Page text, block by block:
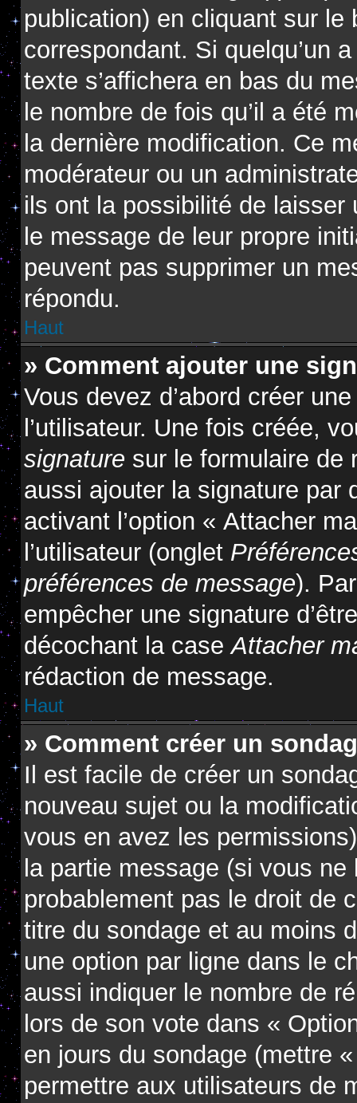
publication) en cliquant sur le
correspondant. Si quelqu’un
texte s’affichera en bas du
le nombre de fois qu’il a été
la dernière modification. Ce
modérateur ou un
ils ont la possibilité de laisser
le message de leur propre
peuvent pas supprimer un
répondu.
Haut
» Comment ajouter une
Vous devez d’abord créer
l’utilisateur. Une fois créée,
signature sur le formulaire de
aussi ajouter la signature par
activant l’option « Attacher
l’utilisateur (onglet
préférences de message).
empêcher une signature
décochant la caseAttacher
rédaction de message.
Haut
» Comment créer un
Il est facile de créer un
nouveau sujet ou la
vous en avez les
la partie message (si vous
probablement pas le droit de
titre du sondage et au moins
une option par ligne dans le
aussi indiquer le nombre de
lors de son vote dans «
en jours du sondage (mettre
permettre aux utilisateurs de